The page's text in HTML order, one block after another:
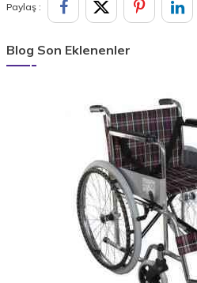
Paylaş :
Blog Son Eklenenler